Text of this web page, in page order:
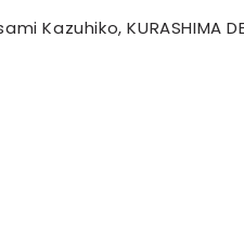
Kazuhiko, KURASHIMA